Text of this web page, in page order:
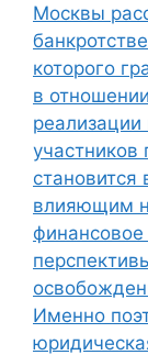
Москвы
которого
в
участников
влияющим
Именно